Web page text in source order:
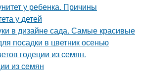
у ребенка. Причины
у детей
в дизайне сада. Самые красивые
посадки в цветник осенью
годеции из семян.
из семян